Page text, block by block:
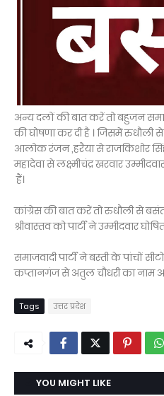
अन्य दलों की बात करें तो बहुजन
की घोषणा कर दी है । जिसमें रुधौली
आलोक रंजन ,हरैया से राजकिशोर
महादेवा से लक्ष्मीचंद्र खरवार
हैं।
कांग्रेस की बात करें तो रुधौली से
श्रीवास्तव को पार्टी ने उम्मीदवार
समाजवादी पार्टी ने बस्ती के पांचों
कप्तानगंज से अतुल चौधरी का नाम
Tags उत्तर प्रदेश
YOU MIGHT LIKE